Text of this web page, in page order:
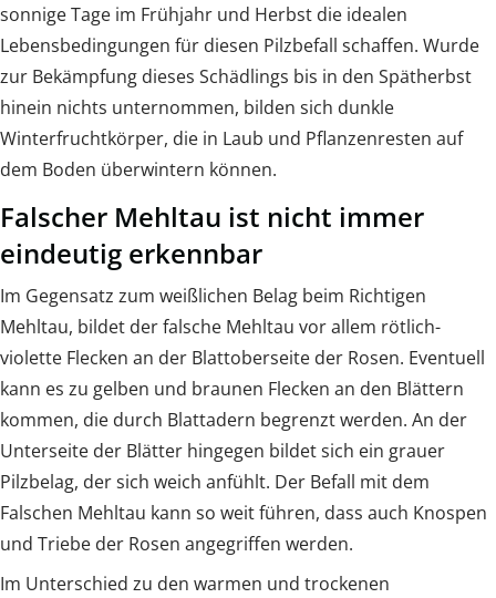
sonnige Tage im Frühjahr und Herbst die idealen
Lebensbedingungen für diesen Pilzbefall schaffen. Wurde
zur Bekämpfung dieses Schädlings bis in den Spätherbst
hinein nichts unternommen, bilden sich dunkle
Winterfruchtkörper, die in Laub und Pflanzenresten auf
dem Boden überwintern können.
Falscher Mehltau ist nicht immer
eindeutig erkennbar
Im Gegensatz zum weißlichen Belag beim Richtigen
Mehltau, bildet der falsche Mehltau vor allem rötlich-
violette Flecken an der Blattoberseite der Rosen. Eventuell
kann es zu gelben und braunen Flecken an den Blättern
kommen, die durch Blattadern begrenzt werden. An der
Unterseite der Blätter hingegen bildet sich ein grauer
Pilzbelag, der sich weich anfühlt. Der Befall mit dem
Falschen Mehltau kann so weit führen, dass auch Knospen
und Triebe der Rosen angegriffen werden.
Im Unterschied zu den warmen und trockenen